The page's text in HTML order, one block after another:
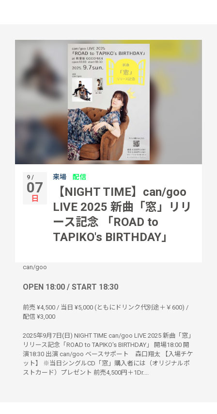
9 /
07
日
来場 配信
【NIGHT TIME】can/goo
LIVE 2025 新曲「窓」リリ
ース記念 「ROAD to
TAPIKO's BIRTHDAY」
can/goo
OPEN 18:00 / START 18:30
前売 ¥4,500 / 当日 ¥5,000 (ともにドリンク代別途＋￥600) /
配信 ¥3,000
2025年9月7日(日) NIGHT TIME can/goo LIVE 2025 新曲「窓」
リリース記念「ROAD to TAPIKO's BIRTHDAY」 開場18:00 開
演18:30 出演 can/goo ベースサポート 森口翔太 【入場チケ
ット】 ※当日シングルCD「窓」購入者には（オリジナルポ
ストカード）プレゼント 前売4,500円＋1Dr....